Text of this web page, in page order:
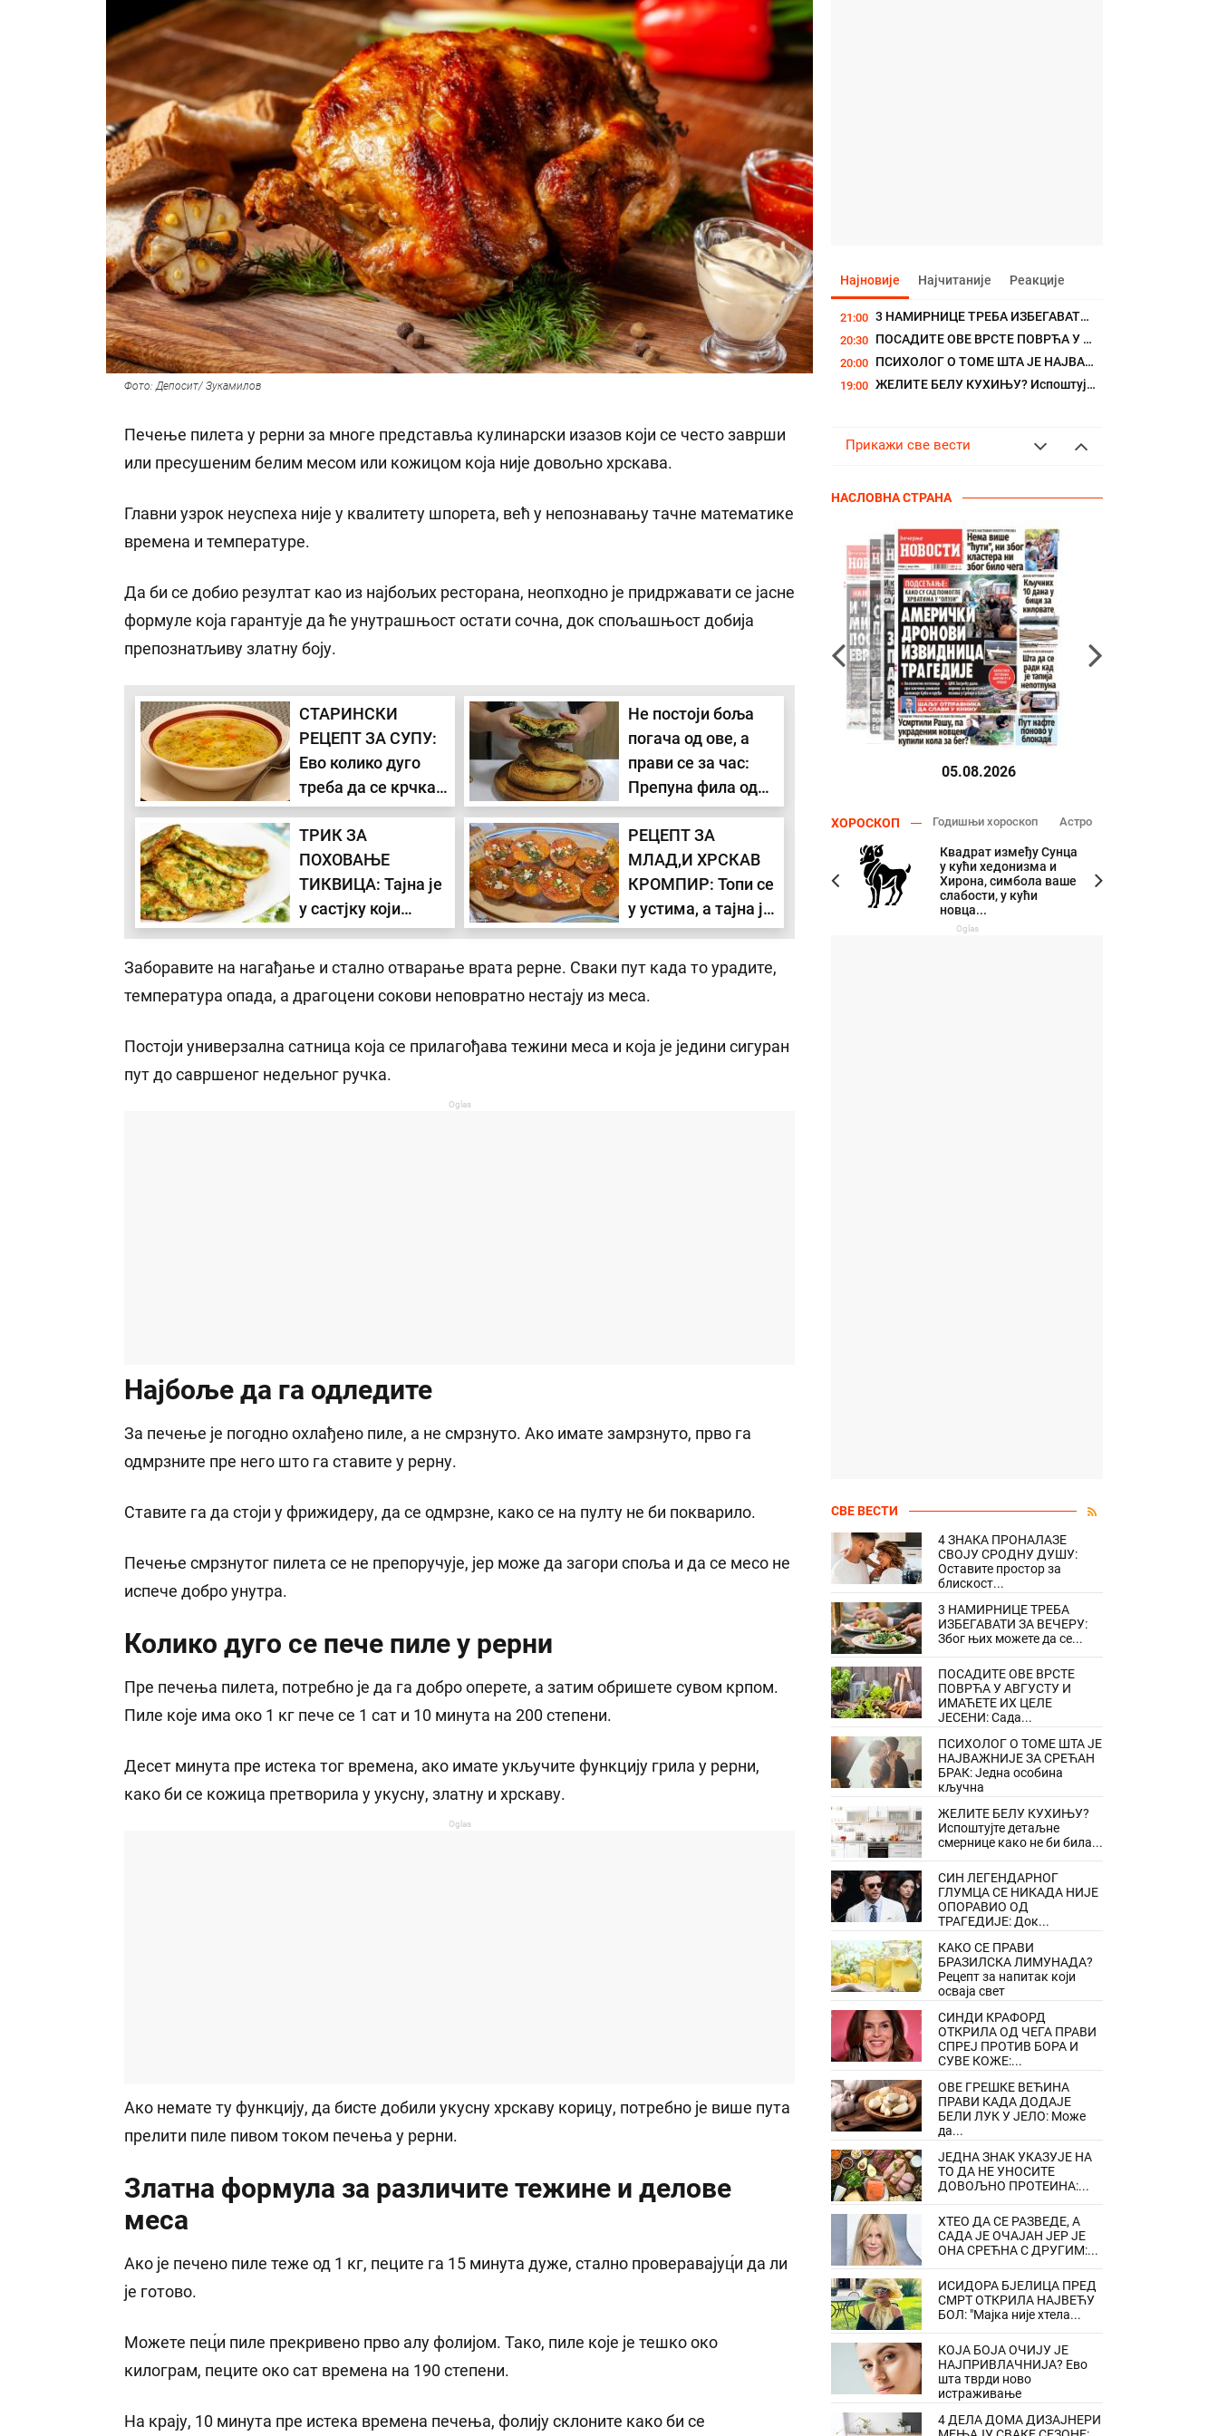
Фото: Депосит/ Зукамилов
Печење пилета у рерни за многе представља кулинарски изазов који се често заврши
или пресушеним белим месом или кожицом која није довољно хрскава.
Главни узрок неуспеха није у квалитету шпорета, већ у непознавању тачне математике
времена и температуре.
Да би се добио резултат као из најбољих ресторана, неопходно је придржавати се јасне
формуле која гарантује да ће унутрашњост остати сочна, док спољашњост добија
препознатљиву златну боју.
СТАРИНСКИ
РЕЦЕПТ ЗА СУПУ:
Ево колико дуго
треба да се крчка,
када да додате
поврће и шта треба
да радите са
љуском од јајета
Не постоји боља
погача од ове, а
прави се за час:
Препуна фила од
спанаћа и сира,
укуснија од сваке
пите (РЕЦЕПТ)
ТРИК ЗА
ПОХОВАЊЕ
ТИКВИЦА: Тајна је
у састјку који
спречава упијање
РЕЦЕПТ ЗА
МЛАД,И ХРСКАВ
КРОМПИР: Топи се
у устима, а тајна је
начину на који се
Заборавите на нагађање и стално отварање врата рерне. Сваки пут када то урадите,
температура опада, а драгоцени сокови неповратно нестају из меса.
Постоји универзална сатница која се прилагођава тежини меса и која је једини сигуран
пут до савршеног недељног ручка.
Oglas
Најбоље да га одледите
За печење је погодно охлађено пиле, а не смрзнуто. Ако имате замрзнуто, прво га
одмрзните пре него што га ставите у рерну.
Ставите га да стоји у фрижидеру, да се одмрзне, како се на пулту не би покварило.
Печење смрзнутог пилета се не препоручује, јер може да загори споља и да се месо не
испече добро унутра.
Колико дуго се пече пиле у рерни
Пре печења пилета, потребно је да га добро оперете, а затим обришете сувом крпом.
Пиле које има око 1 кг пече се 1 сат и 10 минута на 200 степени.
Десет минута пре истека тог времена, ако имате укључите функцију грила у рерни,
како би се кожица претворила у укусну, златну и хрскаву.
Oglas
Ако немате ту функцију, да бисте добили укусну хрскаву корицу, потребно је више пута
прелити пиле пивом током печења у рерни.
Златна формула за различите тежине и делове
меса
Ако је печено пиле теже од 1 кг, пеците га 15 минута дуже, стално проверавајуц́и да ли
је готово.
Можете пец́и пиле прекривено прво алу фолијом. Тако, пиле које је тешко око
килограм, пеците око сат времена на 190 степени.
На крају, 10 минута пре истека времена печења, фолију склоните како би се
Најновије Најчитаније Реакције
21:00 3 НАМИРНИЦЕ ТРЕБА ИЗБЕГАВАТИ ЗА ВЕЧЕРУ: Због њих можете да се...
20:30 ПОСАДИТЕ ОВЕ ВРСТЕ ПОВРЋА У АВГУСТУ И ИМАЋЕТЕ ИХ ЦЕЛЕ ЈЕСЕНИ: Сада...
20:00 ПСИХОЛОГ О ТОМЕ ШТА ЈЕ НАЈВАЖНИЈЕ ЗА СРЕЋАН БРАК: Једна особина кључна
19:00 ЖЕЛИТЕ БЕЛУ КУХИЊУ? Испоштујте детаљне смернице како не би била...
Прикажи све вести
НАСЛОВНА СТРАНА
05.08.2026
ХОРОСКОП Годишњи хороскоп Астро
Сунце у кући посла и
здравља и Хирона у
кући комуникација
Квадрат између Сунца
у кући хедонизма и
Хирона, симбола ваше
слабости, у кући
новца...
Oglas
СВЕ ВЕСТИ
4 ЗНАКА ПРОНАЛАЗЕ
СВОЈУ СРОДНУ ДУШУ:
Оставите простор за
блискост...
3 НАМИРНИЦЕ ТРЕБА
ИЗБЕГАВАТИ ЗА ВЕЧЕРУ:
Због њих можете да се...
ПОСАДИТЕ ОВЕ ВРСТЕ
ПОВРЋА У АВГУСТУ И
ИМАЋЕТЕ ИХ ЦЕЛЕ
ЈЕСЕНИ: Сада...
ПСИХОЛОГ О ТОМЕ ШТА ЈЕ
НАЈВАЖНИЈЕ ЗА СРЕЋАН
БРАК: Једна особина
кључна
ЖЕЛИТЕ БЕЛУ КУХИЊУ?
Испоштујте детаљне
смернице како не би била...
СИН ЛЕГЕНДАРНОГ
ГЛУМЦА СЕ НИКАДА НИЈЕ
ОПОРАВИО ОД
ТРАГЕДИЈЕ: Док...
КАКО СЕ ПРАВИ
БРАЗИЛСКА ЛИМУНАДА?
Рецепт за напитак који
осваја свет
СИНДИ КРАФОРД
ОТКРИЛА ОД ЧЕГА ПРАВИ
СПРЕЈ ПРОТИВ БОРА И
СУВЕ КОЖЕ:...
ОВЕ ГРЕШКЕ ВЕЋИНА
ПРАВИ КАДА ДОДАЈЕ
БЕЛИ ЛУК У ЈЕЛО: Може
да...
ЈЕДНА ЗНАК УКАЗУЈЕ НА
ТО ДА НЕ УНОСИТЕ
ДОВОЉНО ПРОТЕИНА:...
ХТЕО ДА СЕ РАЗВЕДЕ, А
САДА ЈЕ ОЧАЈАН ЈЕР ЈЕ
ОНА СРЕЋНА С ДРУГИМ:...
ИСИДОРА БЈЕЛИЦА ПРЕД
СМРТ ОТКРИЛА НАЈВЕЋУ
БОЛ: "Мајка није хтела...
КОЈА БОЈА ОЧИЈУ ЈЕ
НАЈПРИВЛАЧНИЈА? Ево
шта тврди ново
истраживање
4 ДЕЛА ДОМА ДИЗАЈНЕРИ